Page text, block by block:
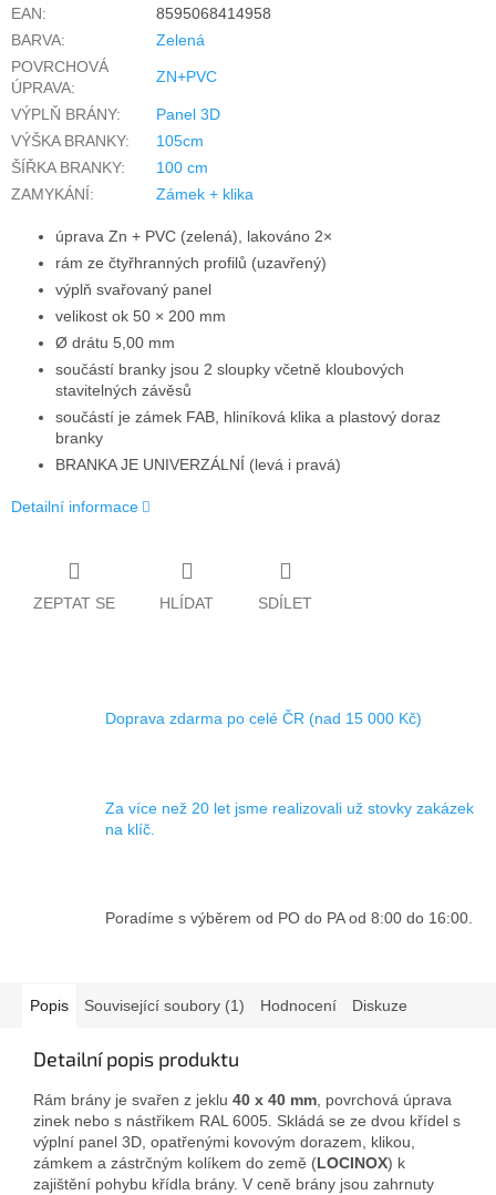
EAN:
8595068414958
BARVA:
Zelená
POVRCHOVÁ
ÚPRAVA:
ZN+PVC
VÝPLŇ BRÁNY:
Panel 3D
VÝŠKA BRANKY:
105cm
ŠÍŘKA BRANKY:
100 cm
ZAMYKÁNÍ: Zámek + klika
úprava Zn + PVC (zelená), lakováno 2×
rám ze čtyřhranných profilů (uzavřený)
výplň svařovaný panel
velikost ok 50 × 200 mm
Ø drátu 5,00 mm
součástí branky jsou 2 sloupky včetně kloubových
stavitelných závěsů
součástí je zámek FAB, hliníková klika a plastový doraz
branky
BRANKA JE UNIVERZÁLNÍ (levá i pravá)
Detailní informace
ZEPTAT SE HLÍDAT SDÍLET
Doprava zdarma po celé ČR (nad 15 000 Kč)
Za více než 20 let jsme realizovali už stovky zakázek
na klíč.
Poradíme s výběrem od PO do PA od 8:00 do 16:00.
Popis Související soubory (1) Hodnocení Diskuze
Detailní popis produktu
Rám brány je svařen z jeklu 40 x 40 mm, povrchová úprava
zinek nebo s nástřikem RAL 6005. Skládá se ze dvou křídel s
výplní panel 3D, opatřenými kovovým dorazem, klikou,
zámkem a zástrčným kolíkem do země (LOCINOX) k
zajištění pohybu křídla brány. V ceně brány jsou zahrnuty